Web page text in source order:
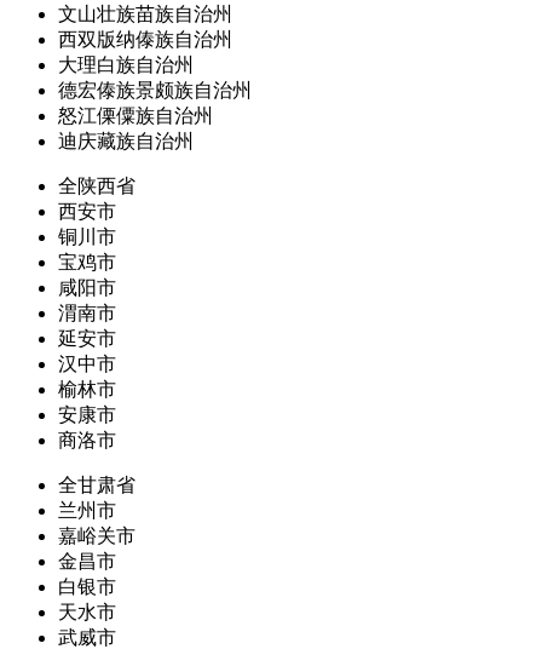
文山壮族苗族自治州
西双版纳傣族自治州
大理白族自治州
德宏傣族景颇族自治州
怒江傈僳族自治州
迪庆藏族自治州
全陕西省
西安市
铜川市
宝鸡市
咸阳市
渭南市
延安市
汉中市
榆林市
安康市
商洛市
全甘肃省
兰州市
嘉峪关市
金昌市
白银市
天水市
武威市